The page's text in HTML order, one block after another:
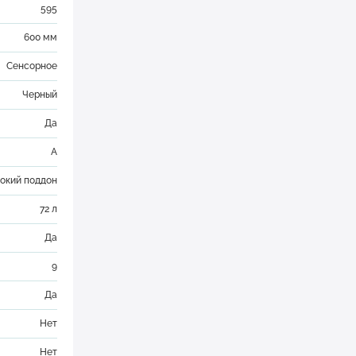
595
600 мм
Сенсорное
Черный
Да
A
поддон
72 л
Да
9
Да
Нет
Нет